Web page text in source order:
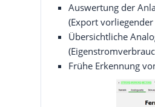
Auswertung der
(Export
Übersichtliche
Frühe Erkennung